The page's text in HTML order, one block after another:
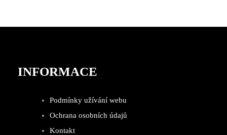
INFORMACE
Podmínky užívání webu
Ochrana osobních údajů
Kontakt